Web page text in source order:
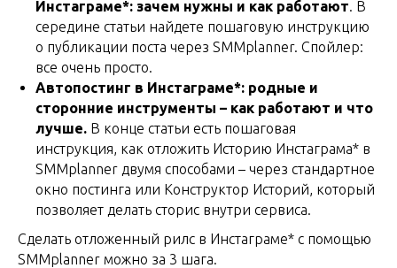
Инстаграме*: зачем нужны и как работают. В
середине статьи найдете пошаговую инструкцию
о публикации поста через SMMplanner. Спойлер:
все очень просто.
Автопостинг в Инстаграме*: родные и
сторонние инструменты – как работают и что
лучше. В конце статьи есть пошаговая
инструкция, как отложить Историю Инстаграма* в
SMMplanner двумя способами – через стандартное
окно постинга или Конструктор Историй, который
позволяет делать сторис внутри сервиса.
Сделать отложенный рилс в Инстаграме* с помощью
SMMplanner можно за 3 шага.